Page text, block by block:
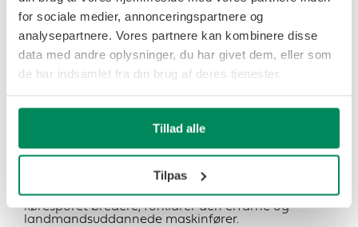
for sociale medier, annonceringspartnere og
analysepartnere. Vores partnere kan kombinere disse
data med andre oplysninger, du har givet dem, eller som
de har indsamlet fra din brug af deres tjenester.
Tillad alle
Tilpas
Som altid kører Alexander Jakobsen i fastlagte
kørespor hos maskinstationens mange kunder. Og
her hører det med til Allestrup Maskinstations
service, at der helst ikke skal være synlige spor i
marken efter der lige er tilføjet 25 tons gylle pr.
hektar til at skubbe udbyttet af næste slæt i vejret.
Maskinstation, viser her, hvordan en ekstra
slætgræsmarken og eliminerer spordannelsen, selv
Er der tale om en gammel græsmark med faste og
tydelige kørespor, skyder jeg ikke akslen ud, for her
er der ofte ikke noget at hente ved at gøre
køresporet bredere, forklarer den erfarne og
landmandsuddannede maskinfører.